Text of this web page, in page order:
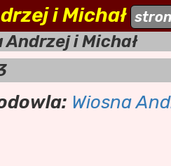
i Michał
Andrzej i Michał
Wiosna